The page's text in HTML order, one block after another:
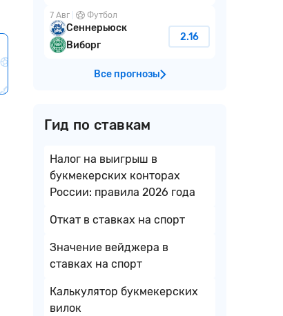
7 Авг Футбол
Сеннерьюск
Виборг
2.16
Все прогнозы
Гид по ставкам
Налог на выигрыш в
букмекерских конторах
России: правила 2026 года
Откат в ставках на спорт
Значение вейджера в
ставках на спорт
Калькулятор букмекерских
вилок